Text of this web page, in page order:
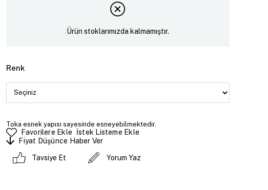
Ürün stoklarımızda kalmamıştır.
Renk
Toka esnek yapısı sayesinde esneyebilmektedir.
Favorilere Ekle
İstek Listeme Ekle
Fiyat Düşünce Haber Ver
Tavsiye Et Yorum Yaz